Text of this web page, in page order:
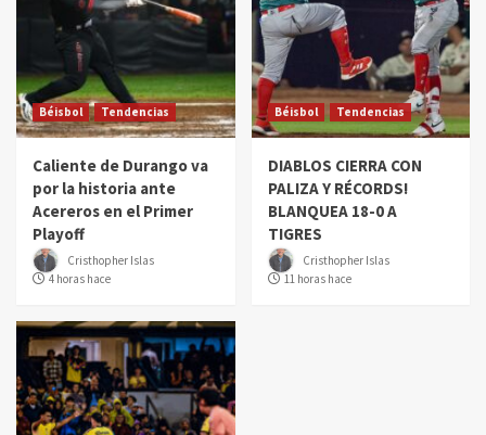
Béisbol Tendencias
Caliente de Durango va
por la historia ante
Acereros en el Primer
Playoff
Cristhopher Islas
4 horas hace
Béisbol Tendencias
DIABLOS CIERRA CON
PALIZA Y RÉCORDS!
BLANQUEA 18-0 A
TIGRES
Cristhopher Islas
11 horas hace